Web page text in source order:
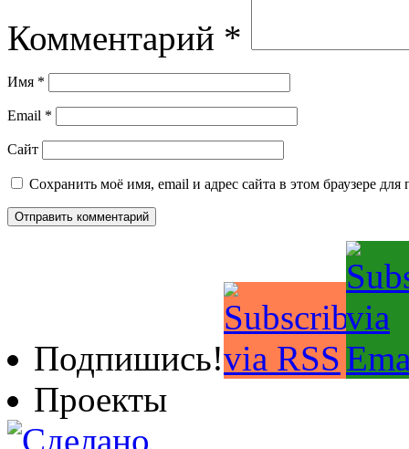
Комментарий *
Имя *
Email *
Сайт
Сохранить моё имя, email и адрес сайта в этом браузере
Подпишись!
Проекты